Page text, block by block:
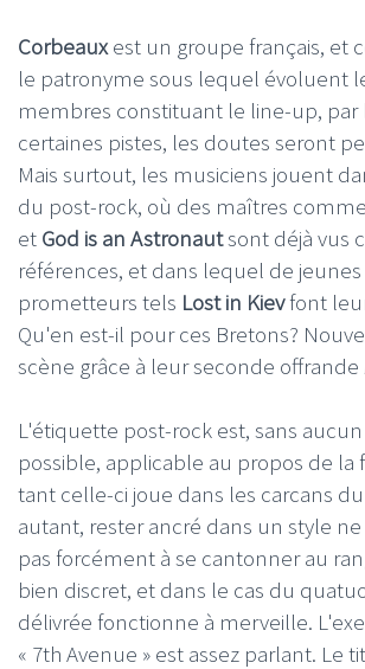
Corbeauxest un groupe français, et
le patronyme sous lequel évoluent
membres constituant le line-up, par
certaines pistes, les doutes seront
Mais surtout, les musiciens jouent
du post-rock, où des maîtres comme
et God is an Astronautsont déjà vus
références, et dans lequel de
prometteurs tels Lost in Kievfont
Qu'en est-il pour ces Bretons?
scène grâce à leur seconde offrande
L'étiquette post-rock est, sans
possible, applicable au propos de la
tant celle-ci joue dans les carcans
autant, rester ancré dans un style
pas forcément à se cantonner au
bien discret, et dans le cas du
délivrée fonctionne à merveille.
« 7th Avenue » est assez parlant. Le